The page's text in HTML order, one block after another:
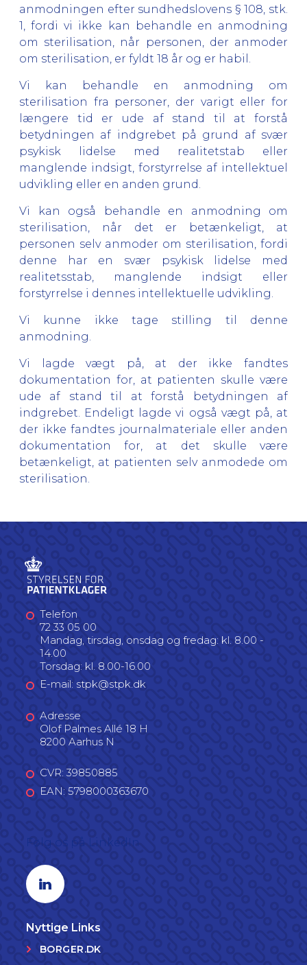
anmodningen efter sundhedslovens § 108, stk.
1, fordi vi ikke kan behandle en anmodning
om sterilisation, når personen, der anmoder
om sterilisation, er fyldt 18 år og er habil.
Vi kan behandle en anmodning om
sterilisation fra personer, der varigt eller for
længere tid er ude af stand til at forstå
betydningen af indgrebet på grund af svær
psykisk lidelse med realitetstab eller
manglende indsigt, forstyrrelse af intellektuel
udvikling eller en anden grund.
Vi kan også behandle en anmodning om
sterilisation, når det er betænkeligt, at
personen selv anmoder om sterilisation, fordi
denne har en svær psykisk lidelse med
realitetsstab, manglende indsigt eller
forstyrrelse i dennes intellektuelle udvikling.
Vi kunne ikke tage stilling til denne
anmodning.
Vi lagde vægt på, at der ikke fandtes
dokumentation for, at patienten skulle være
ude af stand til at forstå betydningen af
indgrebet. Endeligt lagde vi også vægt på, at
der ikke fandtes journalmateriale eller anden
dokumentation for, at det skulle være
betænkeligt, at patienten selv anmodede om
sterilisation.
Telefon
72 33 05 00
Mandag, tirsdag, onsdag og fredag: kl. 8.00 -
14.00
Torsdag: kl. 8.00-16.00
E-mail: stpk@stpk.dk
Adresse
Olof Palmes Allé 18 H
8200 Aarhus N
CVR: 39850885
EAN: 5798000363670
Linkedin profil
Nyttige Links
BORGER.DK